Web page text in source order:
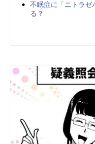
不眠症に「ニトラゼ
る？